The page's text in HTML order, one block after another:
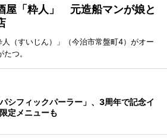
屋「粋人」 元造船マンが娘と
（すいじん）」（今治市常盤町4）がオー
つ。
シフィックパーラー」、3周年で記念イ
定メニューも